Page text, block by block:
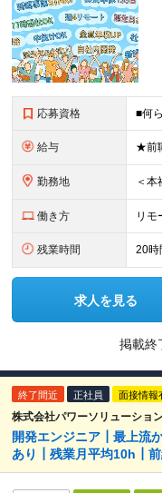
応募資格
給与
勤務地
働き方 リモ
残業時間 20時
求人を見る
掲載終
終了間近 正社員 面接情報
株式会社パワーソリューショ
開発エンジニア┃最上流
あり┃残業月平均10h┃